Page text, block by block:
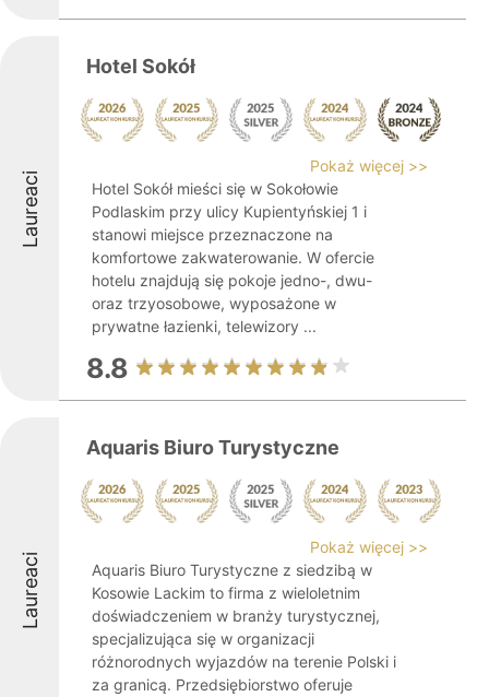
Laureaci
Hotel Sokół
Pokaż więcej >>
Hotel Sokół mieści się w Sokołowie
Podlaskim przy ulicy Kupientyńskiej 1 i
stanowi miejsce przeznaczone na
komfortowe zakwaterowanie. W ofercie
hotelu znajdują się pokoje jedno-, dwu-
oraz trzyosobowe, wyposażone w
prywatne łazienki, telewizory ...
8.8
Laureaci
Aquaris Biuro Turystyczne
Pokaż więcej >>
Aquaris Biuro Turystyczne z siedzibą w
Kosowie Lackim to firma z wieloletnim
doświadczeniem w branży turystycznej,
specjalizująca się w organizacji
różnorodnych wyjazdów na terenie Polski i
za granicą. Przedsiębiorstwo oferuje